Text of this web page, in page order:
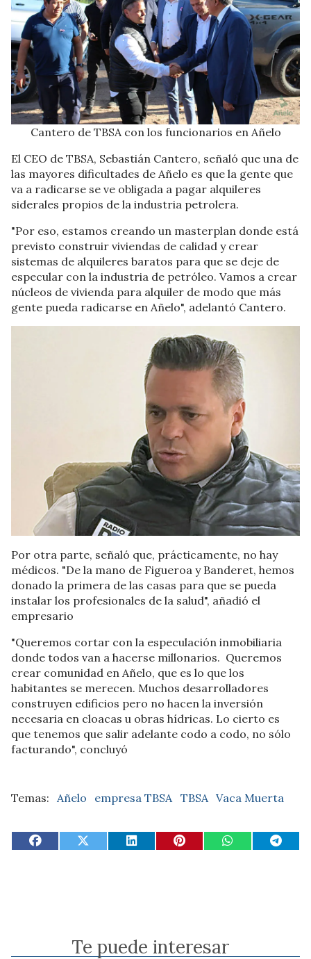
Cantero de TBSA con los funcionarios en Añelo
El CEO de TBSA, Sebastián Cantero, señaló que una de
las mayores dificultades de Añelo es que la gente que
va a radicarse se ve obligada a pagar alquileres
siderales propios de la industria petrolera.
"Por eso, estamos creando un masterplan donde está
previsto construir viviendas de calidad y crear
sistemas de alquileres baratos para que se deje de
especular con la industria de petróleo. Vamos a crear
núcleos de vivienda para alquiler de modo que más
gente pueda radicarse en Añelo", adelantó Cantero.
Por otra parte, señaló que, prácticamente, no hay
médicos. "De la mano de Figueroa y Banderet, hemos
donado la primera de las casas para que se pueda
instalar los profesionales de la salud", añadió el
empresario
"Queremos cortar con la especulación inmobiliaria
donde todos van a hacerse millonarios. Queremos
crear comunidad en Añelo, que es lo que los
habitantes se merecen. Muchos desarrolladores
construyen edificios pero no hacen la inversión
necesaria en cloacas u obras hídricas. Lo cierto es
que tenemos que salir adelante codo a codo, no sólo
facturando", concluyó
Añelo empresa TBSA TBSA Vaca Muerta
Te puede interesar